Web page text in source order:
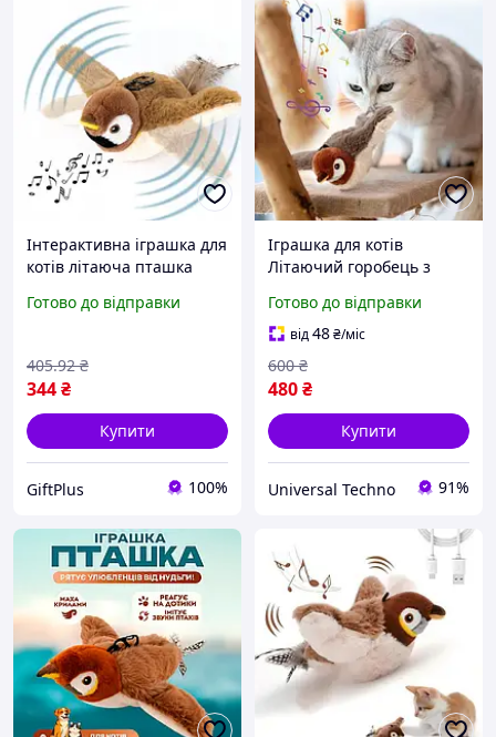
Інтерактивна іграшка для
котів літаюча пташка
крилами для задоволення
Готово до відправки
344₴
405.92 ₴
Купити
GiftPlus 100%
Іграшка для котів
Літаючий горобець з
щебетом, іграшка-пташка
для кошенят
інтерактивна плюшева
на акумуляторі
Готово до відправки
від48₴/міс
480₴
600 ₴
Купити
Universal Techno 91%